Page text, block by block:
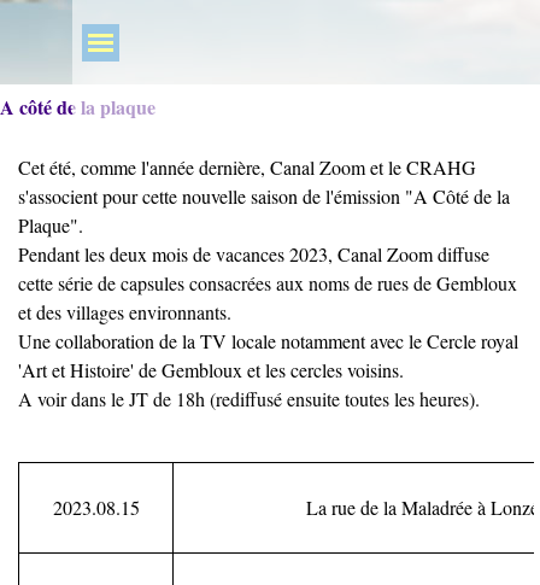
A côté de la plaque
Cet été, comme l'année dernière, Canal Zoom et le CRAHG
s'associent pour cette nouvelle saison de l'émission "A Côté de la
Plaque".
Pendant les deux mois de vacances 2023, Canal Zoomdiffuse
cette série de capsulesconsacrées aux noms de rues de Gembloux
et des villages environnants.
Une collaboration de la TV locale notamment avec le Cercle royal
'Art et Histoire' de Gembloux et les cercles voisins.
A voir dans le JT de 18h (rediffusé ensuite toutes les heures).
2023.08.15 La rue de la Maladrée à